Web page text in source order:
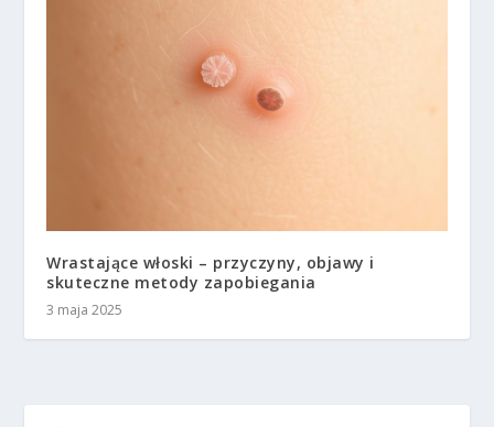
Wrastające włoski – przyczyny, objawy i
skuteczne metody zapobiegania
3 maja 2025